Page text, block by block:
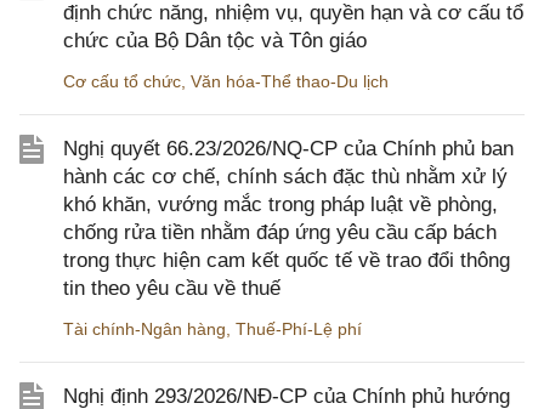
định chức năng, nhiệm vụ, quyền hạn và cơ cấu tổ
chức của Bộ Dân tộc và Tôn giáo
Cơ cấu tổ chức Văn hóa-Thể thao-Du lịch
Nghị quyết 66.23/2026/NQ-CP của Chính phủ ban
hành các cơ chế, chính sách đặc thù nhằm xử lý
khó khăn, vướng mắc trong pháp luật về phòng,
chống rửa tiền nhằm đáp ứng yêu cầu cấp bách
trong thực hiện cam kết quốc tế về trao đổi thông
tin theo yêu cầu về thuế
Tài chính-Ngân hàng Thuế-Phí-Lệ phí
Nghị định 293/2026/NĐ-CP của Chính phủ hướng